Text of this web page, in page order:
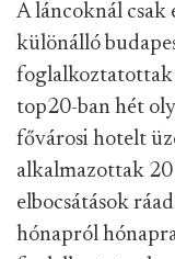
A láncoknál csak
különálló
foglalkoztatottak
top20-ban hét
fővárosi hotelt
alkalmazottak
elbocsátások
hónapról